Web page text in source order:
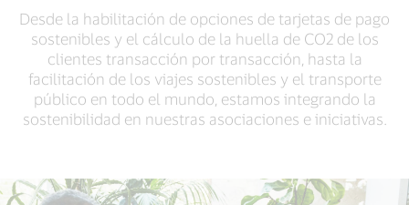
Desde la habilitación de opciones de tarjetas de pago
sostenibles y el cálculo de la huella de CO2 de los
clientes transacción por transacción, hasta la
facilitación de los viajes sostenibles y el transporte
público en todo el mundo, estamos integrando la
sostenibilidad en nuestras asociaciones e iniciativas.